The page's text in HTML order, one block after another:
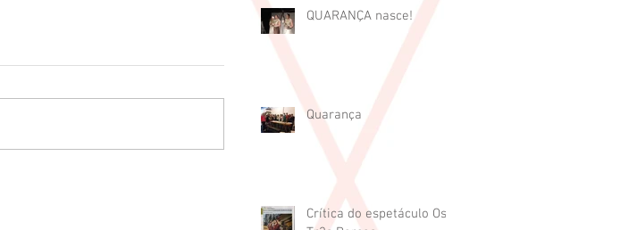
QUARANÇA nasce!
Quarança
Crítica do espetáculo Os